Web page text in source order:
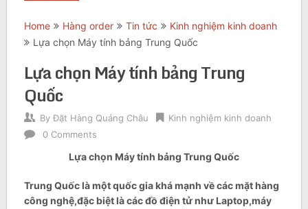
Home Hàng order Tin tức
Kinh nghiệm kinh doanh
Lựa chọn Máy tính bảng Trung Quốc
Lựa chọn Máy tính bảng Trung
Quốc
By Đặt Hàng Quảng Châu
Kinh nghiệm kinh doanh
0 Comments
Lựa chọn Máy tính bảng Trung Quốc
Trung Quốc là một quốc gia khá mạnh về các mặt hàng
công nghệ,đặc biệt là các đồ điện tử như Laptop,máy